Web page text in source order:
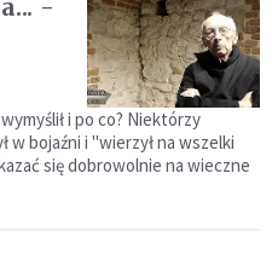
-
i po co? Niektórzy
w bojaźni i "wierzył na wszelki
się dobrowolnie na wieczne